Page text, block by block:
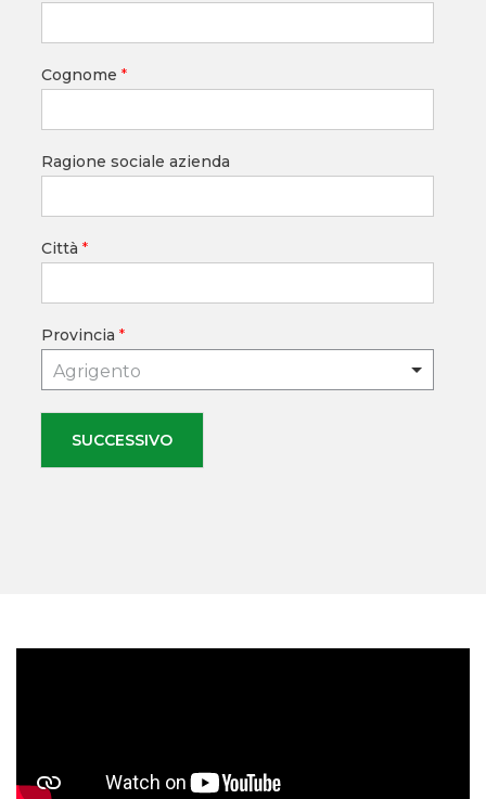
Cognome *
Ragione sociale azienda
Città *
Provincia *
Agrigento
SUCCESSIVO